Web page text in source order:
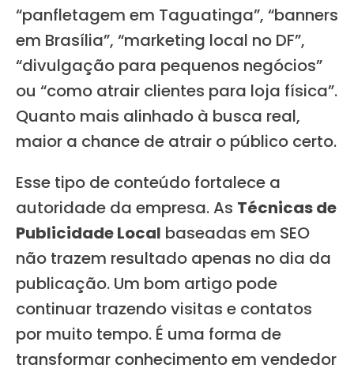
“panfletagem em Taguatinga”, “banners
em Brasília”, “marketing local no DF”,
“divulgação para pequenos negócios”
ou “como atrair clientes para loja física”.
Quanto mais alinhado à busca real,
maior a chance de atrair o público certo.
Esse tipo de conteúdo fortalece a
autoridade da empresa. As Técnicas de
Publicidade Local baseadas em SEO
não trazem resultado apenas no dia da
publicação. Um bom artigo pode
continuar trazendo visitas e contatos
por muito tempo. É uma forma de
transformar conhecimento em vendedor